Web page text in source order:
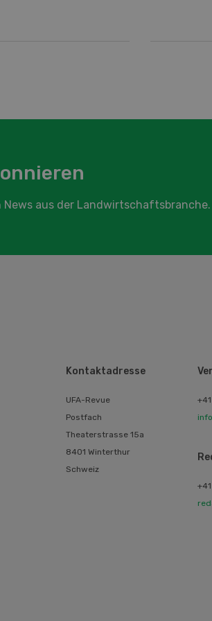
News aus der Landwirtschaftsbranche.
Kontaktadresse
UFA-Revue
Postfach
Theaterstrasse 15a
8401 Winterthur
Schweiz